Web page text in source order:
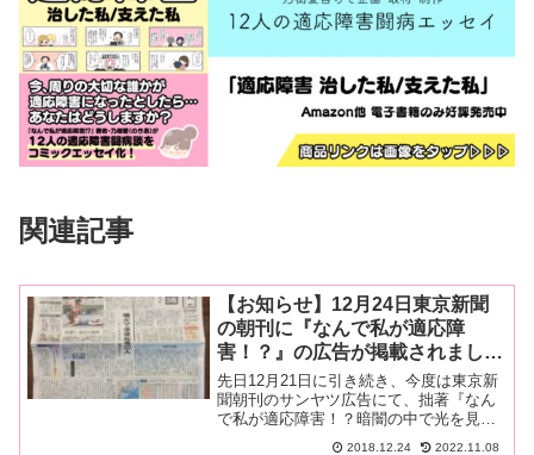
関連記事
【お知らせ】12月24日東京新聞
の朝刊に『なんで私が適応障
害！？』の広告が掲載されまし
た！
先日12月21日に引き続き、今度は東京新
聞朝刊のサンヤツ広告にて、拙著『なん
で私が適応障害！？暗闇の中で光を見つ
けた私。』が紹介されました✨明日はい
2018.12.24 2022.11.08